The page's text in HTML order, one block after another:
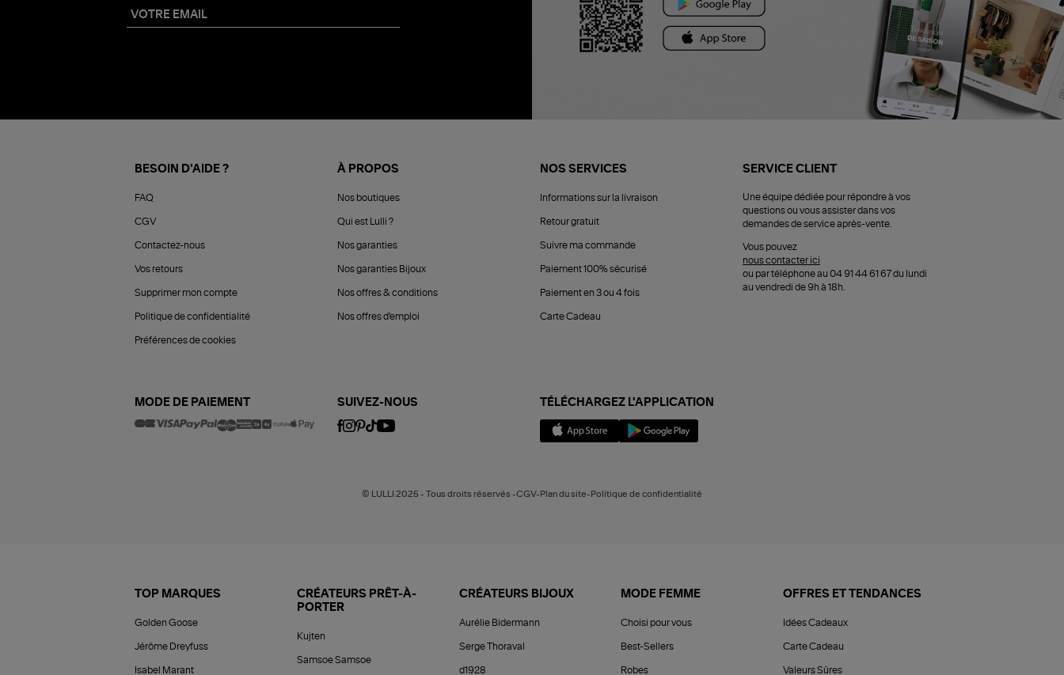
BESOIN D'AIDE ?
FAQ
CGV
Contactez-nous
Vos retours
Supprimer mon compte
Politique de confidentialité
Préférences de cookies
À PROPOS
Nos boutiques
Qui est Lulli ?
Nos garanties
Nos garanties Bijoux
Nos offres & conditions
Nos offres d'emploi
NOS SERVICES
Informations sur la livraison
Retour gratuit
Suivre ma commande
Paiement 100% sécurisé
Paiement en 3 ou 4 fois
Carte Cadeau
SERVICE CLIENT
Une équipe dédiée pour répondre à vos
questions ou vous assister dans vos
demandes de service après-vente.
Vous pouvez
nous contacter ici
ou par téléphone au 04 91 44 61 67 du lundi
au vendredi de 9h à 18h.
MODE DE PAIEMENT SUIVEZ-NOUS TÉLÉCHARGEZ L'APPLICATION
© LULLI 2025 - Tous droits réservés -CGV-Plan du site-Politique de confidentialité
TOP MARQUES
Golden Goose
Jérôme Dreyfuss
Isabel Marant
CRÉATEURS PRÊT-À-
PORTER
Kujten
Samsoe Samsoe
CRÉATEURS BIJOUX
Aurélie Bidermann
Serge Thoraval
d1928
MODE FEMME
Choisi pour vous
Best-Sellers
Robes
OFFRES ET TENDANCES
Idées Cadeaux
Carte Cadeau
Valeurs Sûres